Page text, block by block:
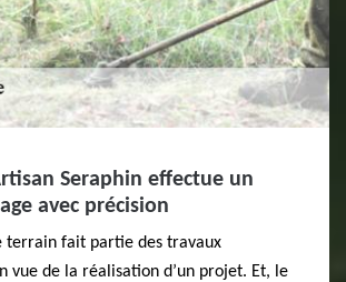
Seraphin effectue un
avec précision
terrain fait partie des travaux
vue de la réalisation d’un projet. Et, le